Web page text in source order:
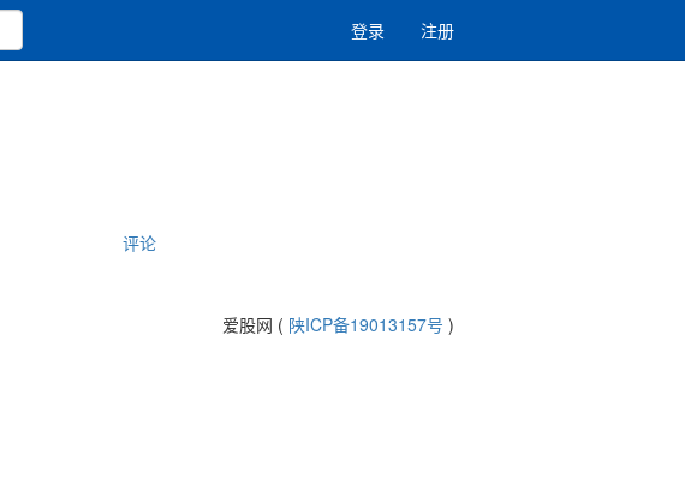
登录 注册
评论
爱股网 ( 陕ICP备19013157号 )